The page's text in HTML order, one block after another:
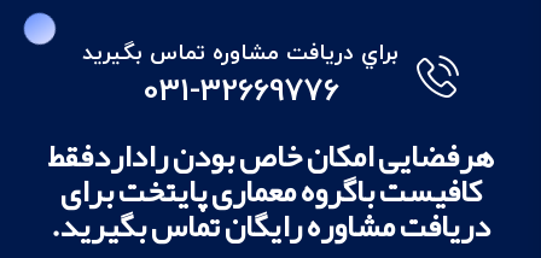
براي دريافت مشاوره تماس بگيريد
031-32669776
هرفضایی امکان خاص بودن راداردفقط
کافیست باگروه معماری پایتخت برای
دریافت مشاوره رایگان تماس بگیرید.